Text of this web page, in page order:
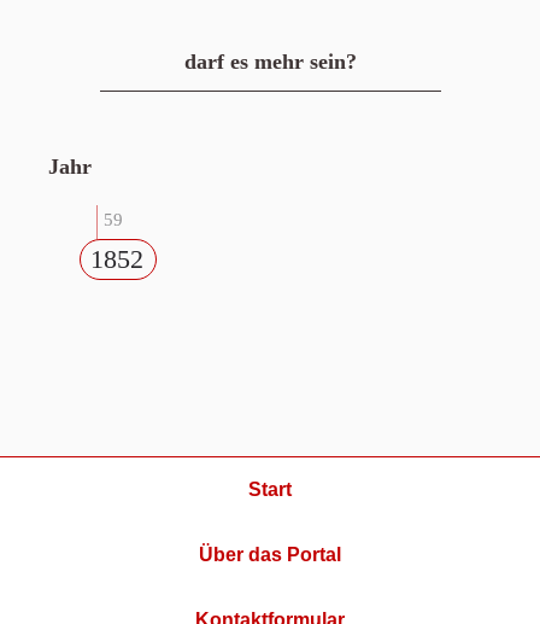
darf es mehr sein?
Jahr
59
1852
Start
Über das Portal
Kontaktformular